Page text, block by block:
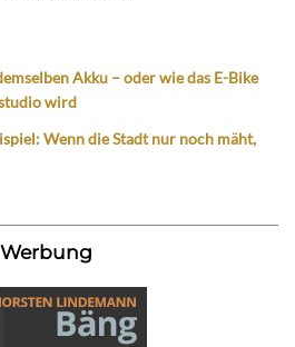
Akku – oder wie das E-Bike
wird
Wenn die Stadt nur noch mäht,
Werbung